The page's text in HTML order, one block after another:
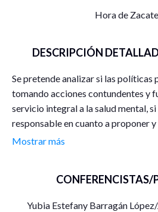
Hora de
DESCRIPCIÓN
Se pretende analizar si las políticas
tomando acciones contundentes y
servicio integral a la salud mental,
responsable en cuanto a proponer
espacios laborales dignos, y
Mostrar más
CONFERENCISTAS/
Yubia Estefany Barragán